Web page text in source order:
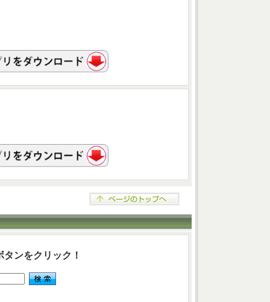
タンをクリック！